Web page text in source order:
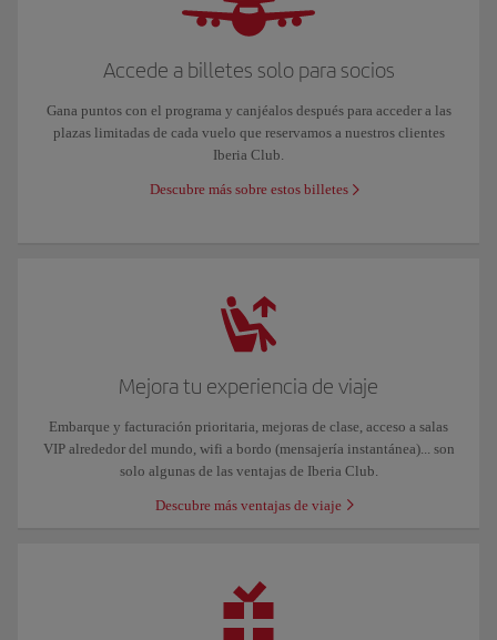
Accede a billetes solo para socios
Gana puntos con el programa y canjéalos después para acceder a las
plazas limitadas de cada vuelo que reservamos a nuestros clientes
Iberia Club.
Descubre más sobre estos billetes
Mejora tu experiencia de viaje
Embarque y facturación prioritaria, mejoras de clase, acceso a salas
VIP alrededor del mundo, wifi a bordo (mensajería instantánea)... son
solo algunas de las ventajas de Iberia Club.
Descubre más ventajas de viaje